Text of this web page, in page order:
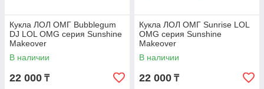
Кукла ЛОЛ ОМГ Bubblegum
DJ LOL OMG серия Sunshine
Makeover
В наличии
22 000 ₸
Кукла ЛОЛ ОМГ Sunrise LOL
OMG серия Sunshine
Makeover
В наличии
22 000 ₸